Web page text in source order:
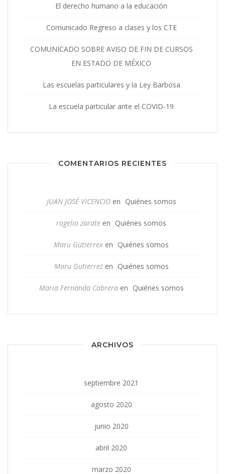
El derecho humano a la educación
Comunicado Regreso a clases y los CTE
COMUNICADO SOBRE AVISO DE FIN DE CURSOS
EN ESTADO DE MÉXICO
Las escuelas particulares y la Ley Barbosa
La escuela particular ante el COVID-19
COMENTARIOS RECIENTES
JUAN JOSÉ VICENCIOen Quiénes somos
rogelio zarate en Quiénes somos
Maru Gutierrex en Quiénes somos
Maru Gutierrezen Quiénes somos
Maria Fernanda Cabreraen Quiénes somos
ARCHIVOS
septiembre 2021
agosto 2020
junio 2020
abril 2020
marzo 2020